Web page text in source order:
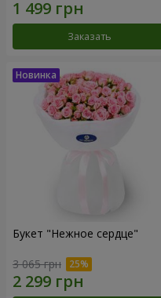
Заказать
Букет "Нежное сердце"
3 065 грн